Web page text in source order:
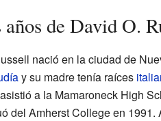
de David O.
nació en la ciudad de
y su madre tenía raíces
a la Mamaroneck High
del Amherst College en 1991.